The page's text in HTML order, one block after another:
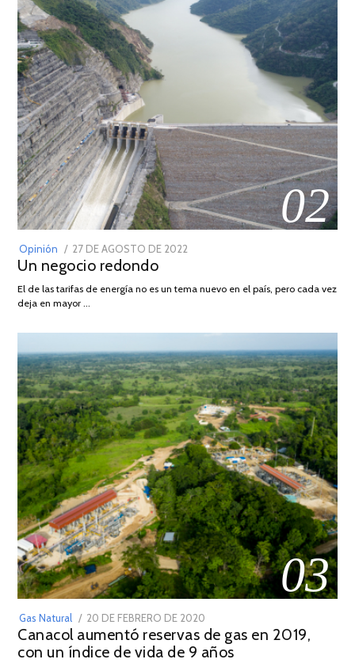
02
Opinión
POSTED
ON
27 DE AGOSTO DE 2022
DE
Un negocio redondo
El de las tarifas de energía no es un tema nuevo en el país, pero cada vez
deja en mayor …
03
Gas Natural
POSTED
ON
20 DE FEBRERO DE 2020
DE
JULIO
Canacol aumentó reservas de gas en 2019,
con un índice de vida de 9 años